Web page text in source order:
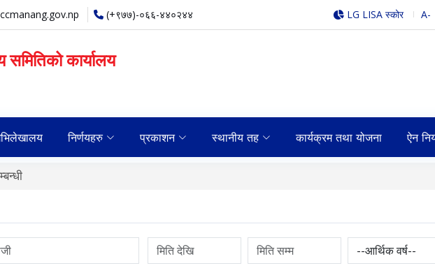
(+९७७)-०६६-४४०२४४ LG LISA स्कोर A-
कार्यालय
निर्णयहरु प्रकाशन स्थानीय तह कार्यक्रम तथा योजना ऐन